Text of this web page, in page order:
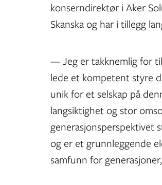
konserndirektør i Aker
Skanska og har i tillegg
— Jeg er takknemlig for
lede et kompetent styre
unik for et selskap på
langsiktighet og stor
generasjonsperspektivet
og er et grunnleggende
samfunn for